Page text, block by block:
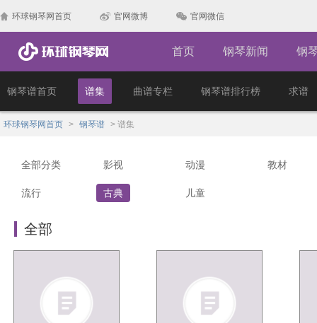
环球钢琴网首页 官网微博 官网微信
首页 钢琴新闻 钢
钢琴谱首页 谱集 曲谱专栏 钢琴谱排行榜 求谱
环球钢琴网首页 > 钢琴谱 > 谱集
全部分类 影视 动漫 教材
流行 古典 儿童
全部